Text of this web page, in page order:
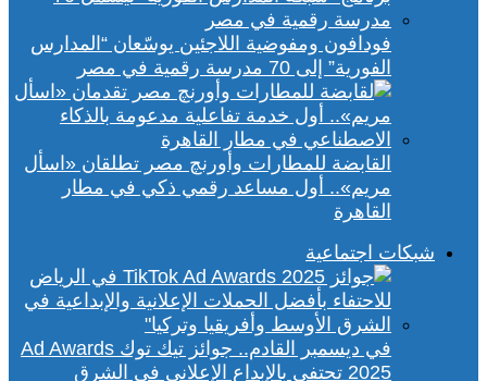
فودافون ومفوضية اللاجئين يوسّعان “المدارس
الفورية” إلى 70 مدرسة رقمية في مصر
القابضة للمطارات وأورنچ مصر تطلقان «اسأل
مريم».. أول مساعد رقمي ذكي في مطار
القاهرة
شبكات اجتماعية
في ديسمبر القادم.. جوائز تيك توك Ad Awards
2025 تحتفي بالإبداع الإعلاني في الشرق